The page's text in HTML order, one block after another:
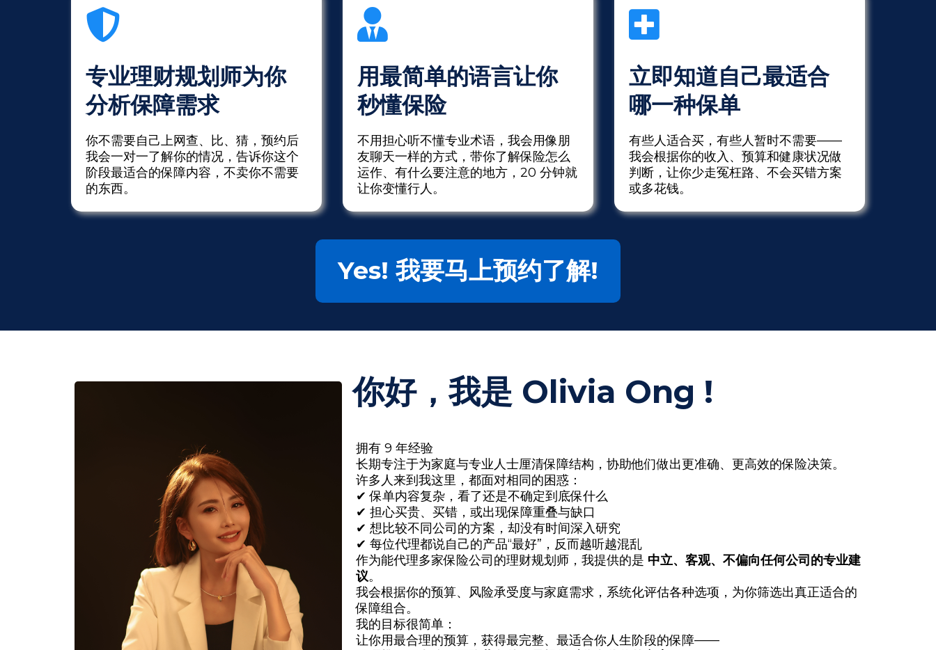
专业理财规划师为你
分析保障需求
你不需要自己上网查、比、猜，预约后
我会一对一了解你的情况，告诉你这个
阶段最适合的保障内容，不卖你不需要
的东西。
用最简单的语言让你
秒懂保险
不用担心听不懂专业术语，我会用像朋
友聊天一样的方式，带你了解保险怎么
运作、有什么要注意的地方，20 分钟就
让你变懂行人。
立即知道自己最适合
哪一种保单
有些人适合买，有些人暂时不需要——
我会根据你的收入、预算和健康状况做
判断，让你少走冤枉路、不会买错方案
或多花钱。
Yes! 我要马上预约了解!
你好，我是 Olivia Ong !
拥有 9 年经验
长期专注于为家庭与专业人士厘清保障结构，协助他们做出更准确、更高效的保险决策。
许多人来到我这里，都面对相同的困惑：
✔ 保单内容复杂，看了还是不确定到底保什么
✔ 担心买贵、买错，或出现保障重叠与缺口
✔ 想比较不同公司的方案，却没有时间深入研究
✔ 每位代理都说自己的产品“最好”，反而越听越混乱
作为能代理多家保险公司的理财规划师，我提供的是 中立、客观、不偏向任何公司的专业建
议。
我会根据你的预算、风险承受度与家庭需求，系统化评估各种选项，为你筛选出真正适合的
保障组合。
我的目标很简单：
让你用最合理的预算，获得最完整、最适合你人生阶段的保障——